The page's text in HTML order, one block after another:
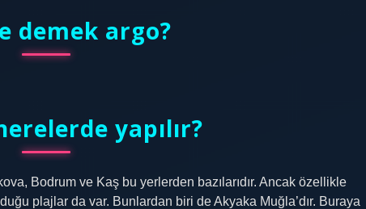
demek argo?
yapılır?
Bodrum ve Kaş bu yerlerden bazılarıdır. Ancak özellikle
plajlar da var. Bunlardan biri de Akyaka Muğla’dır. Buraya